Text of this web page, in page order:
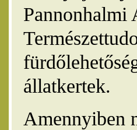
Pannonhalmi
állatkertek.
Amennyiben